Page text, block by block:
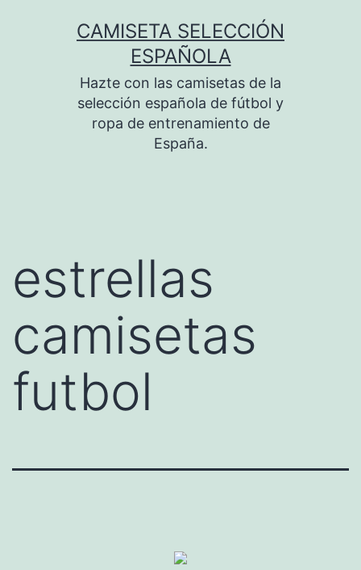
CAMISETA SELECCIÓN
ESPAÑOLA
Hazte con las camisetas de la
selección española de fútbol y
ropa de entrenamiento de
España.
estrellas
camisetas
futbol